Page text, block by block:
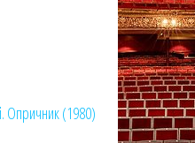
Опричник (1980)